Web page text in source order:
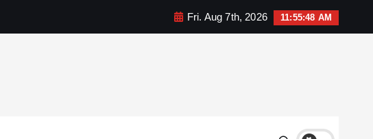
Fri. Aug 7th, 2026 11:55:49 AM